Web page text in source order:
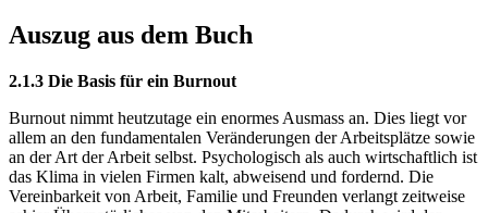
Auszug aus dem Buch
2.1.3 Die Basis für ein Burnout
Burnout nimmt heutzutage ein enormes Ausmass an. Dies liegt vor
allem an den fundamentalen Veränderungen der Arbeitsplätze sowie
an der Art der Arbeit selbst. Psychologisch als auch wirtschaftlich ist
das Klima in vielen Firmen kalt, abweisend und fordernd. Die
Vereinbarkeit von Arbeit, Familie und Freunden verlangt zeitweise